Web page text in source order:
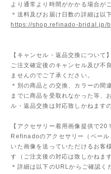
より通常より時間がかかる場合が
＊送料及びお届け日数の詳細は以
https://shop.refinado-bridal.jp/
【キャンセル・返品交換について】
ご注文確定後のキャンセル及び不
ませんのでご了承ください。
＊別の商品との交換、カラーの間
までに商品を受取れなかった等、
ル・返品交換は対応致しかねます
【アクセサリー着用画像提供で20
Refinadoのアクセサリー（ベー
いた画像を送っていただけるお客
す（ご注文後の対応は致しかねま
＊詳細は以下のURLからご確認く